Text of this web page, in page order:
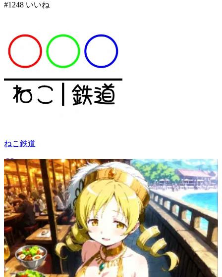
#1248 いいね
ねこ鉄道
54(48)